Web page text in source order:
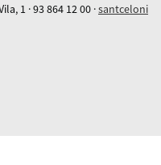
1 · 93 864 12 00 ·santceloni